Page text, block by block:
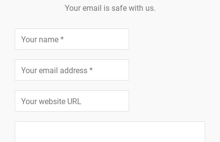
Your email is safe with us.